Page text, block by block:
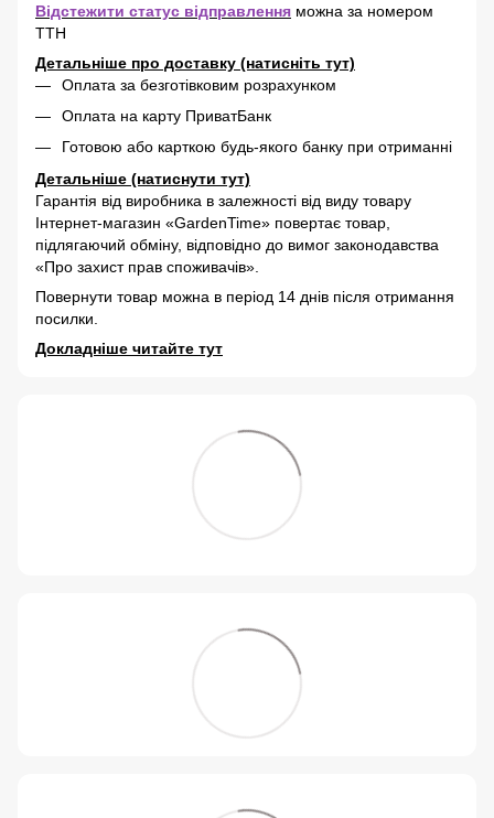
Відстежити статус відправлення можна за номером
ТТН
Детальніше про доставку (натисніть тут)
Оплата за безготівковим розрахунком
Оплата на карту ПриватБанк
Готовою або карткою будь-якого банку при отриманні
Детальніше (натиснути тут)
Гарантія від виробника в залежності від виду товару
Інтернет-магазин «GardenTime» повертає товар,
підлягаючий обміну, відповідно до вимог законодавства
«Про захист прав споживачів».
Повернути товар можна в період 14 днів після отримання
посилки.
Докладніше читайте тут